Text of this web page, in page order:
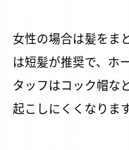
女性の場合は髪をま
は短髪が推奨で、ホ
タッフはコック帽な
起こしにくくなります